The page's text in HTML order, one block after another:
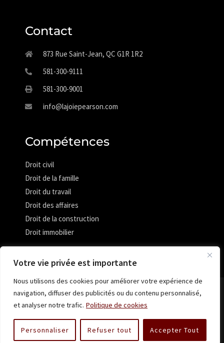
Votre vie privée est importante
Nous utilisons des cookies pour améliorer votre expérience de
navigation, diffuser des publicités ou du contenu personnalisé,
et analyser notre trafic. Politique de cookies
Personnaliser Refuser tout Accepter Tout
Compétences
Droit civil
Droit de la famille
Droit du travail
Droit des affaires
Droit de la construction
Droit immobilier
Contact
873 Rue Saint-Jean, QC G1R 1R2
581-300-9111
581-300-9001
info@lajoiepearson.com
Tous droits réservés © 2025 - Lajoie & Pearson Avocats
Politique de confidentialité
Propulsé par Webventure